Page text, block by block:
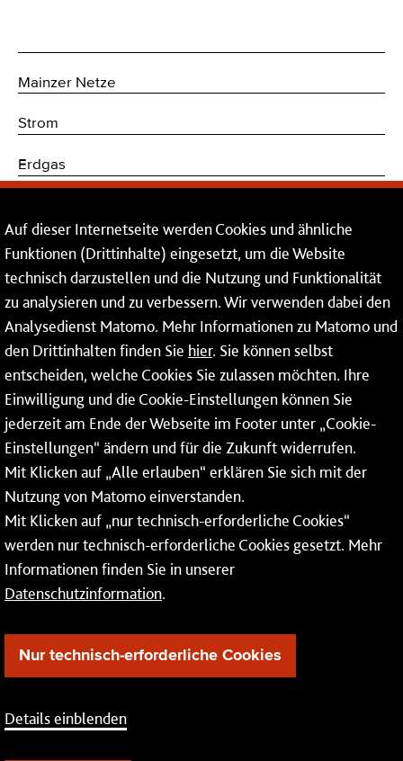
Mainzer Netze
Strom
Erdgas
Kommunikations- und Sicherheitstechnik
Service
Mainzer Netze GmbH
Rheinallee 41
55118 Mainz
Tel.:06131 - 12 74 74
Fax: 06131 - 12 74 77
Auf dieser Internetseite werden Cookies und ähnliche
Funktionen (Drittinhalte) eingesetzt, um die Website
technisch darzustellen und die Nutzung und Funktionalität
zu analysieren und zu verbessern. Wir verwenden dabei den
Analysedienst Matomo. Mehr Informationen zu Matomo und
den Drittinhalten finden Sie hier. Sie können selbst
entscheiden, welche Cookies Sie zulassen möchten. Ihre
Einwilligung und die Cookie-Einstellungen können Sie
jederzeit am Ende der Webseite im Footer unter „Cookie-
Einstellungen“ ändern und für die Zukunft widerrufen.
Mit Klicken auf „Alle erlauben“ erklären Sie sich mit der
Nutzung von Matomo einverstanden.
Mit Klicken auf „nur technisch-erforderliche Cookies“
werden nur technisch-erforderliche Cookies gesetzt. Mehr
Informationen finden Sie in unserer
Datenschutzinformation.
Nur technisch-erforderliche Cookies
Details einblenden